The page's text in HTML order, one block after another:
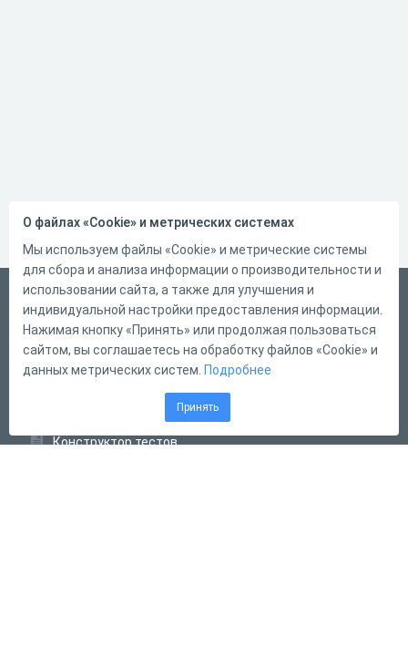
Русский
Справка
Форма обратной связи
Конструктор тестов
О файлах «Cookie» и метрических системах
Мы используем файлы «Cookie» и метрические системы
для сбора и анализа информации о производительности и
использовании сайта, а также для улучшения и
индивидуальной настройки предоставления информации.
Нажимая кнопку «Принять» или продолжая пользоваться
сайтом, вы соглашаетесь на обработку файлов «Cookie» и
данных метрических систем. Подробнее
Принять